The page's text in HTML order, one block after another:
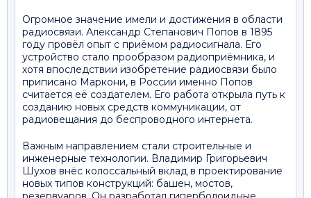
Огромное значение имели и достижения в области
радиосвязи. Александр Степанович Попов в 1895
году провёл опыт с приёмом радиосигнала. Его
устройство стало прообразом радиоприёмника, и
хотя впоследствии изобретение радиосвязи было
приписано Маркони, в России именно Попов
считается её создателем. Его работа открыла путь к
созданию новых средств коммуникации, от
радиовещания до беспроводного интернета.
Важным направлением стали строительные и
инженерные технологии. Владимир Григорьевич
Шухов внёс колоссальный вклад в проектирование
новых типов конструкций: башен, мостов,